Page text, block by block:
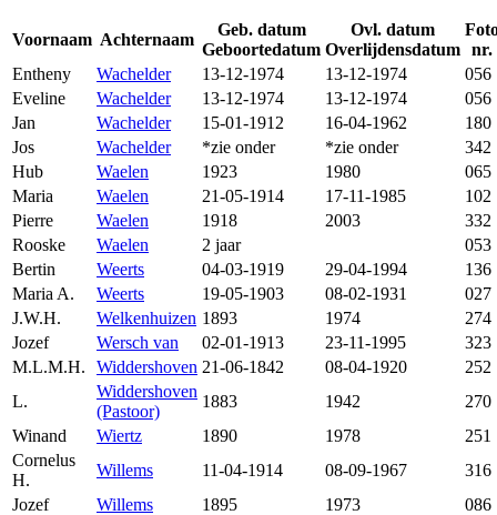
Voornaam Achternaam
Geb. datum
Geboortedatum
Ovl. datum
Overlijdensdatum nr.
Entheny
Wachelder 13-12-1974 13-12-1974
056
Eveline
Wachelder 13-12-1974 13-12-1974
056
Jan
Wachelder 15-01-1912 16-04-1962
180
Jos
Wachelder *zie onder *zie onder
342
Hub
Waelen 1923 1980
065
Maria
Waelen 21-05-1914 17-11-1985
102
Pierre
Waelen 1918 2003
332
Rooske
Waelen 2 jaar
053
Bertin
Weerts 04-03-1919 29-04-1994
136
Maria A.
Weerts 19-05-1903 08-02-1931
027
J.W.H.
Welkenhuizen 1893 1974
274
Jozef
Wersch van 02-01-1913 23-11-1995
323
M.L.M.H.
Widdershoven 21-06-1842 08-04-1920
252
L.
Widdershoven
(Pastoor)
1883 1942
270
Winand
Wiertz 1890 1978
251
Cornelus
H.
Willems 11-04-1914 08-09-1967
316
Jozef
Willems 1895 1973
086